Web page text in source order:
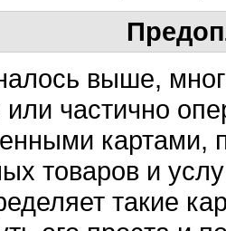
выше,
или частично
товаров и
такие